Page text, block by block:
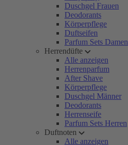
Duschgel Frauen
Deodorants
Körperpflege
Duftseifen
Parfum Sets Damen
Herrendüfte
Alle anzeigen
Herrenparfum
After Shave
Körperpflege
Duschgel Männer
Deodorants
Herrenseife
Parfum Sets Herren
Duftnoten
Alle anzeigen